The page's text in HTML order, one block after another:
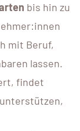
bis hin zu
mit Beruf,
lassen.
findet